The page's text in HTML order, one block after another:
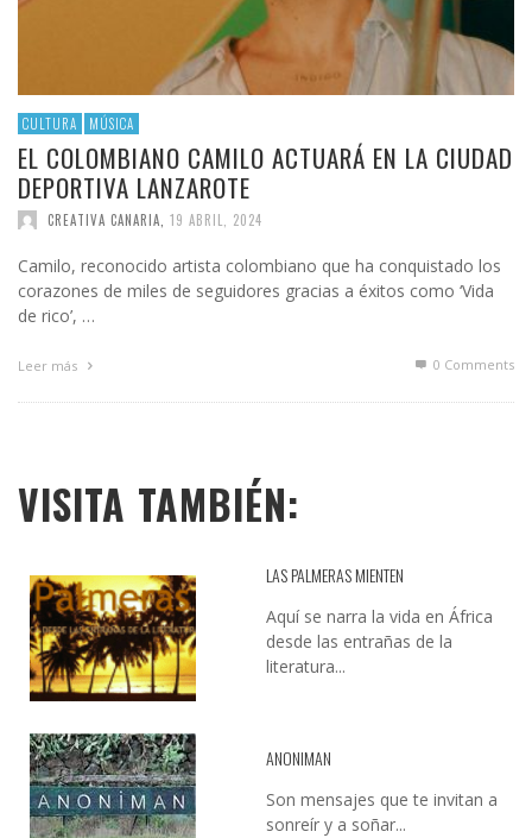
CULTURA MÚSICA
EL COLOMBIANO CAMILO ACTUARÁ EN LA CIUDAD
DEPORTIVA LANZAROTE
CREATIVA CANARIA 19 ABRIL, 2024
Camilo, reconocido artista colombiano que ha conquistado los
corazones de miles de seguidores gracias a éxitos como ‘Vida
de rico’, …
Leer más 0 Comments
VISITA TAMBIÉN:
LAS PALMERAS MIENTEN
Aquí se narra la vida en África
desde las entrañas de la
literatura...
ANONIMAN
Son mensajes que te invitan a
sonreír y a soñar...